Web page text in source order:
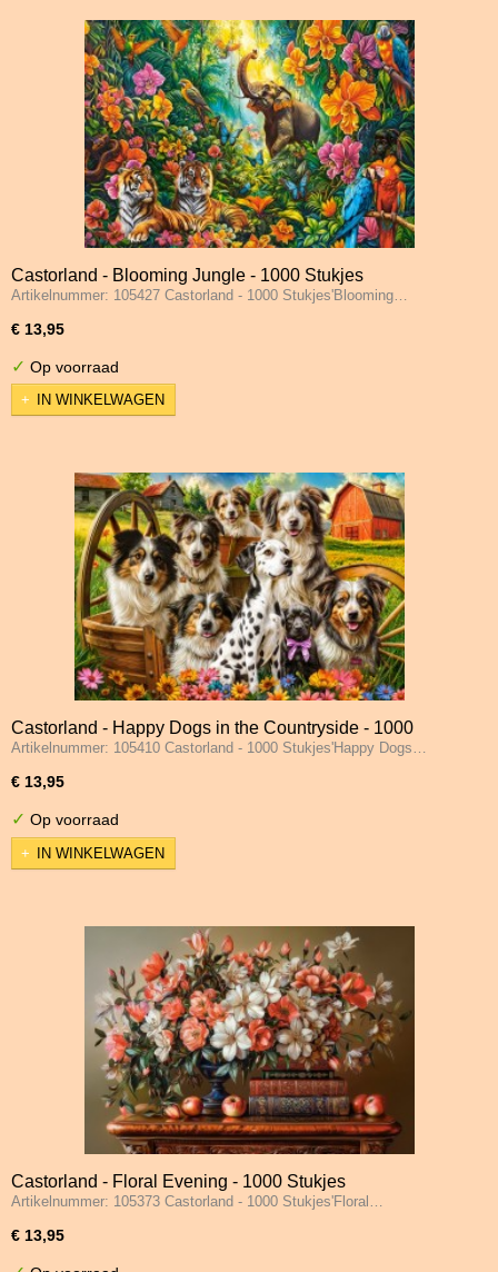
Castorland - Blooming Jungle - 1000 Stukjes
Artikelnummer: 105427 Castorland - 1000 Stukjes'Blooming…
€ 13,95
✓ Op voorraad
IN WINKELWAGEN
Castorland - Happy Dogs in the Countryside - 1000
Stukjes
Artikelnummer: 105410 Castorland - 1000 Stukjes'Happy Dogs…
€ 13,95
✓ Op voorraad
IN WINKELWAGEN
Castorland - Floral Evening - 1000 Stukjes
Artikelnummer: 105373 Castorland - 1000 Stukjes'Floral…
€ 13,95